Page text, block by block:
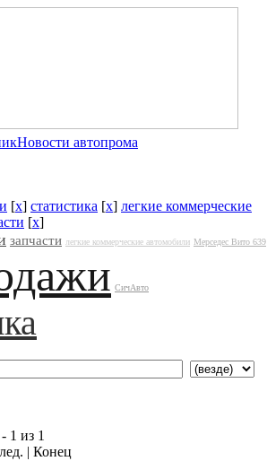
Новости автопрома
[x] статистика [x] легкие коммерческие
[x]
запчасти легкие коммерческие автомобили Мерседес Вито 639
СичАвто
1 из 1
| Конец